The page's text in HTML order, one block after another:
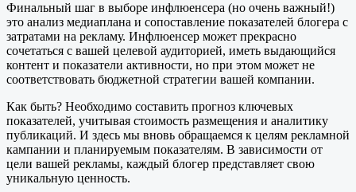
Финальный шаг в выборе инфлюенсера (но очень важный!)
это анализ медиаплана и сопоставление показателей блогера с
затратами на рекламу. Инфлюенсер может прекрасно
сочетаться с вашей целевой аудиторией, иметь выдающийся
контент и показатели активности, но при этом может не
соответствовать бюджетной стратегии вашей компании.
Как быть? Необходимо составить прогноз ключевых
показателей, учитывая стоимость размещения и аналитику
публикаций. И здесь мы вновь обращаемся к целям рекламной
кампании и планируемым показателям. В зависимости от
цели вашей рекламы, каждый блогер представляет свою
уникальную ценность.